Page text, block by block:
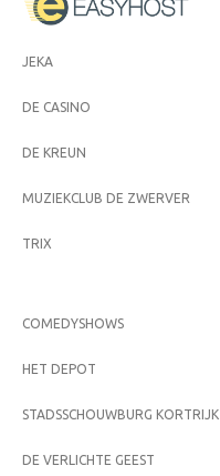
JEKA
DE CASINO
DE KREUN
MUZIEKCLUB DE ZWERVER
TRIX
COMEDYSHOWS
HET DEPOT
STADSSCHOUWBURG KORTRIJK
DE VERLICHTE GEEST